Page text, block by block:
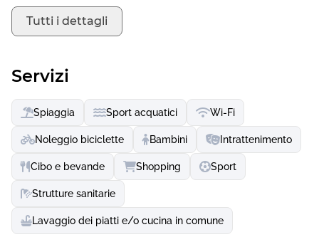
Tutti i dettagli
Servizi
Spiaggia Sport acquatici Wi-Fi
Noleggio biciclette Bambini Intrattenimento
Cibo e bevande Shopping Sport
Strutture sanitarie
Lavaggio dei piatti e/o cucina in comune